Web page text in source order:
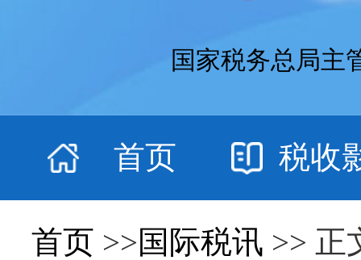
国家税务总局主
首页 税收
首页 >>国际税讯 >> 正